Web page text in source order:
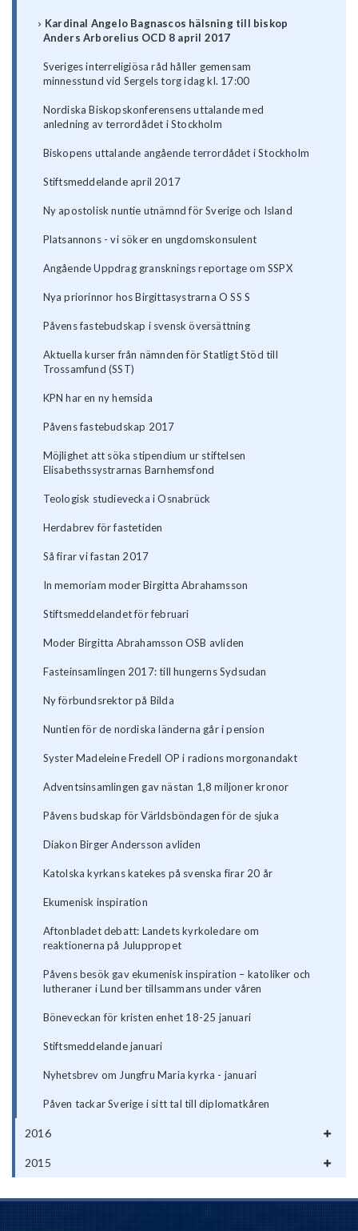
Kardinal Angelo Bagnascos hälsning till biskop
Anders Arborelius OCD 8 april 2017
Sveriges interreligiösa råd håller gemensam
minnesstund vid Sergels torg idag kl. 17:00
Nordiska Biskopskonferensens uttalande med
anledning av terrordådet i Stockholm
Biskopens uttalande angående terrordådet i Stockholm
Stiftsmeddelande april 2017
Ny apostolisk nuntie utnämnd för Sverige och Island
Platsannons - vi söker en ungdomskonsulent
Angående Uppdrag gransknings reportage om SSPX
Nya priorinnor hos Birgittasystrarna O SS S
Påvens fastebudskap i svensk översättning
Aktuella kurser från nämnden för Statligt Stöd till
Trossamfund (SST)
KPN har en ny hemsida
Påvens fastebudskap 2017
Möjlighet att söka stipendium ur stiftelsen
Elisabethssystrarnas Barnhemsfond
Teologisk studievecka i Osnabrück
Herdabrev för fastetiden
Så firar vi fastan 2017
In memoriam moder Birgitta Abrahamsson
Stiftsmeddelandet för februari
Moder Birgitta Abrahamsson OSB avliden
Fasteinsamlingen 2017: till hungerns Sydsudan
Ny förbundsrektor på Bilda
Nuntien för de nordiska länderna går i pension
Syster Madeleine Fredell OP i radions morgonandakt
Adventsinsamlingen gav nästan 1,8 miljoner kronor
Påvens budskap för Världsböndagen för de sjuka
Diakon Birger Andersson avliden
Katolska kyrkans katekes på svenska firar 20 år
Ekumenisk inspiration
Aftonbladet debatt: Landets kyrkoledare om
reaktionerna på Juluppropet
Påvens besök gav ekumenisk inspiration – katoliker och
lutheraner i Lund ber tillsammans under våren
Böneveckan för kristen enhet 18-25 januari
Stiftsmeddelande januari
Nyhetsbrev om Jungfru Maria kyrka - januari
Påven tackar Sverige i sitt tal till diplomatkåren
2016
2015